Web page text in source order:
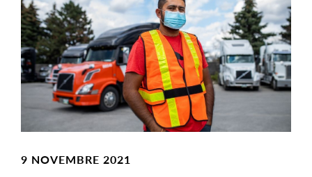
Main
Image
Image
9 NOVEMBRE 2021